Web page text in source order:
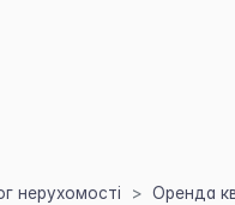
нерухомості
Оренда